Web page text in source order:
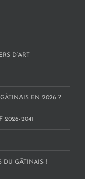
D’ART
EN 2026 ?
2026-2041
DU GÂTINAIS !